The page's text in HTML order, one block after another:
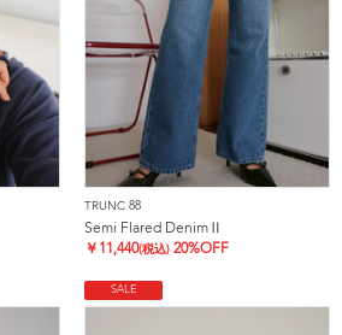
TRUNC 88
Semi Flared DenimⅡ
￥ 11,440(税込) 20%OFF
SALE